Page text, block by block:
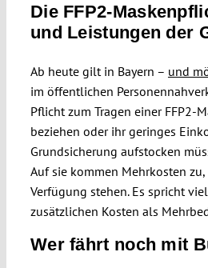
Die FFP2-
und Leistungen der
Ab heute gilt in Bayern – und
im öffentlichen
Pflicht zum Tragen einer FFP2-
beziehen oder ihr geringes
Grundsicherung aufstocken
Auf sie kommen Mehrkosten
Verfügung stehen. Es spricht
zusätzlichen Kosten als
Wer fährt noch mit